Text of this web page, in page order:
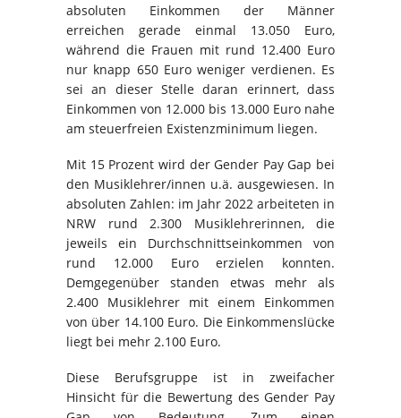
absoluten Einkommen der Männer
erreichen gerade einmal 13.050 Euro,
während die Frauen mit rund 12.400 Euro
nur knapp 650 Euro weniger verdienen. Es
sei an dieser Stelle daran erinnert, dass
Einkommen von 12.000 bis 13.000 Euro nahe
am steuerfreien Existenzminimum liegen.
Mit 15 Prozent wird der Gender Pay Gap bei
den Musiklehrer/innen u.ä. ausgewiesen. In
absoluten Zahlen: im Jahr 2022 arbeiteten in
NRW rund 2.300 Musiklehrerinnen, die
jeweils ein Durchschnittseinkommen von
rund 12.000 Euro erzielen konnten.
Demgegenüber standen etwas mehr als
2.400 Musiklehrer mit einem Einkommen
von über 14.100 Euro. Die Einkommenslücke
liegt bei mehr 2.100 Euro.
Diese Berufsgruppe ist in zweifacher
Hinsicht für die Bewertung des Gender Pay